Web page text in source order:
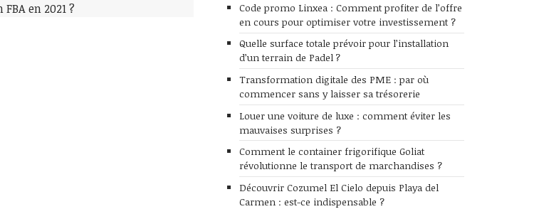
Code promo Linxea : Comment profiter de l’offre
en cours pour optimiser votre investissement ?
Quelle surface totale prévoir pour l’installation
d’un terrain de Padel ?
Transformation digitale des PME : par où
commencer sans y laisser sa trésorerie
Louer une voiture de luxe : comment éviter les
mauvaises surprises ?
Comment le container frigorifique Goliat
révolutionne le transport de marchandises ?
Découvrir Cozumel El Cielo depuis Playa del
Carmen : est-ce indispensable ?